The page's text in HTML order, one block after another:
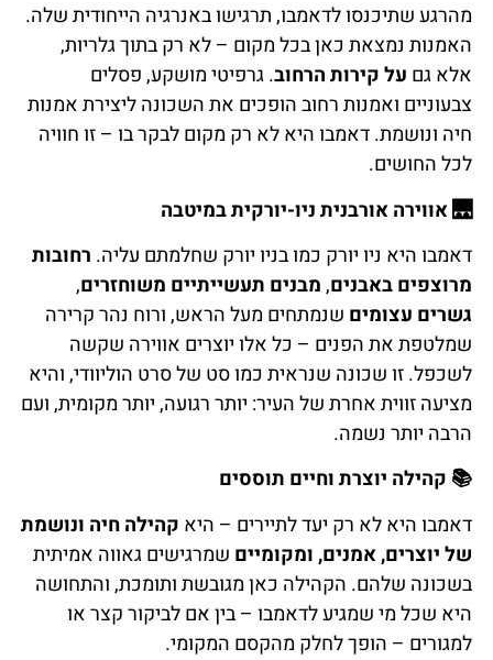
מהרגע שתיכנסו לדאמבו, תרגישו באנרגיה הייחודית שלה.
האמנות נמצאת כאן בכל מקום – לא רק בתוך גלריות,
אלא גם על קירות הרחוב. גרפיטי מושקע, פסלים
צבעוניים ואמנות רחוב הופכים את השכונה ליצירת אמנות
חיה ונושמת. דאמבו היא לא רק מקום לבקר בו – זו חוויה
לכל החושים.
🌉אווירה אורבנית ניו-יורקית במיטבה
דאמבו היא ניו יורק כמו בניו יורק שחלמתם עליה. רחובות
מרוצפים באבנים,מבנים תעשייתיים משוחזרים,
גשרים עצומים שנמתחים מעל הראש, ורוח נהר קרירה
שמלטפת את הפנים – כל אלו יוצרים אווירה שקשה
לשכפל. זו שכונה שנראית כמו סט של סרט הוליוודי, והיא
מציעה זווית אחרת של העיר: יותר רגועה, יותר מקומית, ועם
הרבה יותר נשמה.
📚 קהילה יוצרת וחיים תוססים
דאמבו היא לא רק יעד לתיירים – היא קהילה חיה ונושמת
של יוצרים, אמנים, ומקומיים שמרגישים גאווה אמיתית
בשכונה שלהם. הקהילה כאן מגובשת ותומכת, והתחושה
היא שכל מי שמגיע לדאמבו – בין אם לביקור קצר או
למגורים – הופך לחלק מהקסם המקומי.